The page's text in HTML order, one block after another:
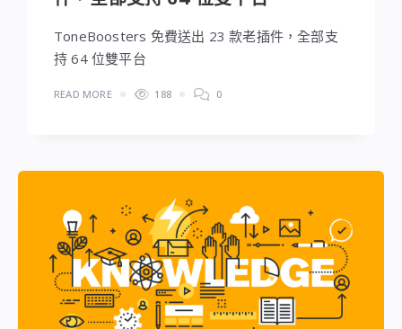
ToneBoosters 免費送出 23 款老插件，全部支
持 64 位雙平台
READ MORE 188 0